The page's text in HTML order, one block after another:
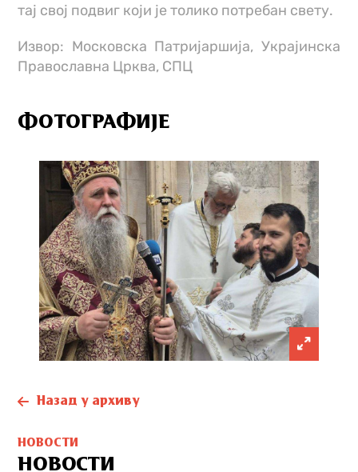
тај свој подвиг који је толико потребан свету.
Извор: Московска Патријаршија, Украјинска
Православна Црква, СПЦ
ФОТОГРАФИЈЕ
Назад у архиву
НОВОСТИ
НОВОСТИ